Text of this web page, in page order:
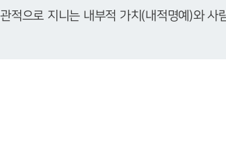
적으로 지니는 내부적 가치(내적명예)와